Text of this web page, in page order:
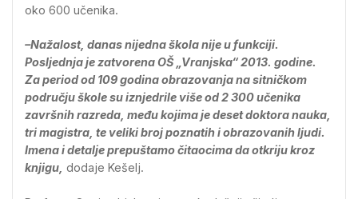
oko 600 učenika.
–Nažalost, danas nijedna škola nije u funkciji.
Posljednja je zatvorena OŠ „Vranjska“ 2013. godine.
Za period od 109 godina obrazovanja na sitničkom
području škole su iznjedrile više od 2 300 učenika
završnih razreda, među kojima je deset doktora nauka,
tri magistra, te veliki broj poznatih i obrazovanih ljudi.
Imena i detalje prepuštamo čitaocima da otkriju kroz
knjigu, dodaje Kešelj.